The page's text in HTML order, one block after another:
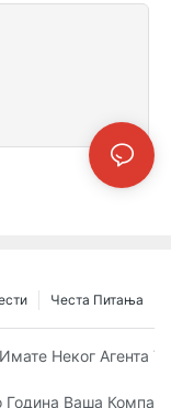
Честа Питања
Неког Агента
Осветљава
Година Ваша